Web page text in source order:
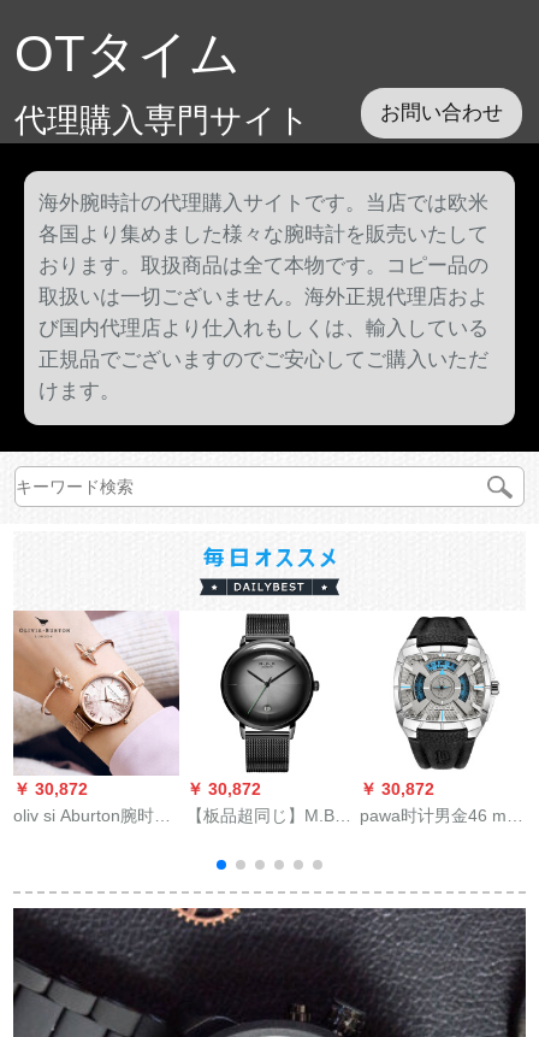
OTタイム
代理購入専門サイト お問い合わせ
海外腕時計の代理購入サイトです。当店では欧米
各国より集めました様々な腕時計を販売いたして
おります。取扱商品は全て本物です。コピー品の
取扱いは一切ございません。海外正規代理店およ
び国内代理店より仕入れもしくは、輸入している
正規品でございますのでご安心してご購入いただ
けます。
￥ 30,872
oliv si Aburton腕时计
ァンの时计の女性の
腕时计の腕时计OB
16 VM 11の纯洁なゴ
ルド
￥ 30,872
【板品超同じ】M.B.K
性表3 Dアンカーン機
械男子表カーンマシ
ン男子時計ジュアル
ビルビルビルファン
紳士腕時計M 100 G-
P 566 C（黒殻灰面黒
￥ 30,872
pawa时计男金46 mm
ォーカー男时计PL.14
JS/61